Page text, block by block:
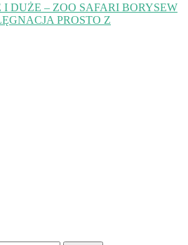
DUŻE – ZOO SAFARI BORYSEW
PROSTO Z